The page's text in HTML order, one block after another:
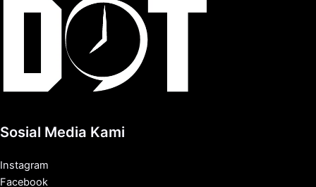
Sosial Media Kami
Instagram
Facebook